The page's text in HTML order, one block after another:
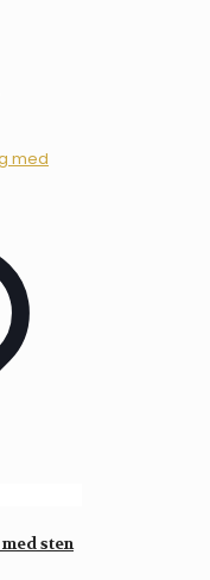
sten